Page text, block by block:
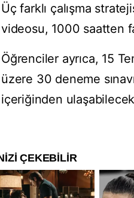
Üç farklı çalışma
videosu, 1000 saatten
Öğrenciler ayrıca, 15
üzere 30 deneme
içeriğinden